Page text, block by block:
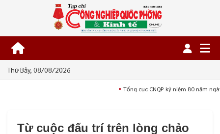
Thứ Bảy, 08/08/2026
■ Tổng cục CNQP kỷ niệm 80 năm
Từ cuộc đấu trí trên lòng chảo